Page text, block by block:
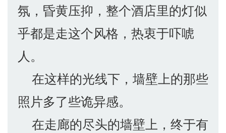
氛，昏黄压抑，整个酒店里的灯似
乎都是走这个风格，热衷于吓唬
人。
在这样的光线下，墙壁上的那些
照片多了些诡异感。
在走廊的尽头的墙壁上，终于有